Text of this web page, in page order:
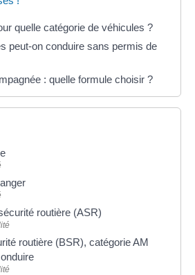
quelle catégorie de véhicules ?
peut-on conduire sans permis de
: quelle formule choisir ?
routière (ASR)
routière (BSR), catégorie AM